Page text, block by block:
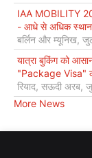
IAA MOBILITY
- आधे से अधिक
बर्लिन और म्यूनिख,
यात्रा बुकिंग को
"Package Visa"
रियाद, सऊदी
More News